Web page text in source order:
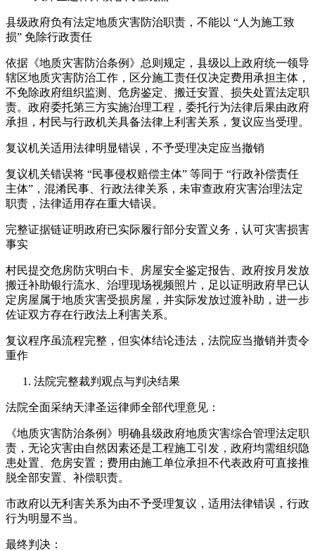
县级政府负有法定地质灾害防治职责，不能以 “人为施工致
损” 免除行政责任
依据《地质灾害防治条例》总则规定，县级以上政府统一领导
辖区地质灾害防治工作，区分施工责任仅决定费用承担主体，
不免除政府组织监测、危房鉴定、搬迁安置、损失处置法定职
责。政府委托第三方实施治理工程，委托行为法律后果由政府
承担，村民与行政机关具备法律上利害关系，复议应当受理。
复议机关适用法律明显错误，不予受理决定应当撤销
复议机关错误将 “民事侵权赔偿主体” 等同于 “行政补偿责任
主体”，混淆民事、行政法律关系，未审查政府灾害治理法定
职责，法律适用存在重大错误。
完整证据链证明政府已实际履行部分安置义务，认可灾害损害
事实
村民提交危房防灾明白卡、房屋安全鉴定报告、政府按月发放
搬迁补助银行流水、治理现场视频照片，足以证明政府早已认
定房屋属于地质灾害受损房屋，并实际发放过渡补助，进一步
佐证双方存在行政法上利害关系。
复议程序虽流程完整，但实体结论违法，法院应当撤销并责令
重作
法院完整裁判观点与判决结果
法院全面采纳天津圣运律师全部代理意见：
《地质灾害防治条例》明确县级政府地质灾害综合管理法定职
责，无论灾害由自然因素还是工程施工引发，政府均需组织隐
患处置、危房安置；费用由施工单位承担不代表政府可直接推
脱全部安置、补偿职责。
市政府以无利害关系为由不予受理复议，适用法律错误，行政
行为明显不当。
最终判决：